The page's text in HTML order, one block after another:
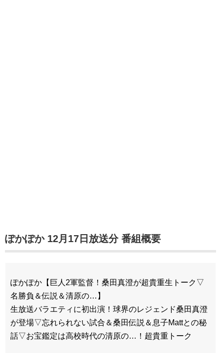
ぽかぽか 12月17日放送分 番組概要
ぽかぽか【巨人2軍監督！桑田真澄が超貴重生トーク▽
名勝負＆伝説＆清原の…】
生放送バラエティに初出演！球界のレジェンド桑田真澄
が登場▽忘れられない試合＆桑田伝説＆息子Mattとの秘
話▽お宝鑑定は高校時代の清原の…！超貴重トーク